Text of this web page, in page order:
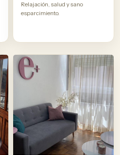
Relajación, salud y sano
esparcimiento.